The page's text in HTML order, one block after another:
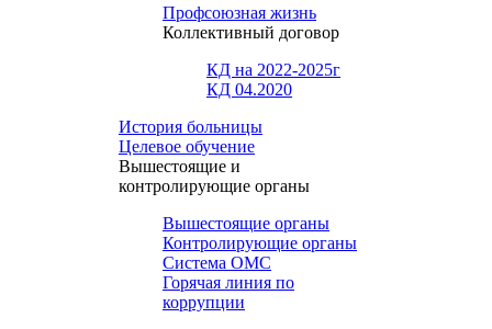
Профсоюзная жизнь
Коллективный договор
КД на 2022-2025г
КД 04.2020
История больницы
Целевое обучение
Вышестоящие и
контролирующие органы
Вышестоящие органы
Контролирующие органы
Система ОМС
Горячая линия по
коррупции